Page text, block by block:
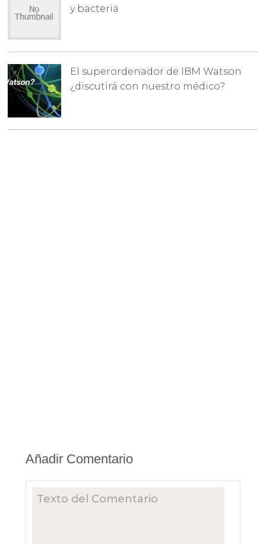
y bacteria
El superordenador de IBM Watson
¿discutirá con nuestro médico?
Añadir Comentario